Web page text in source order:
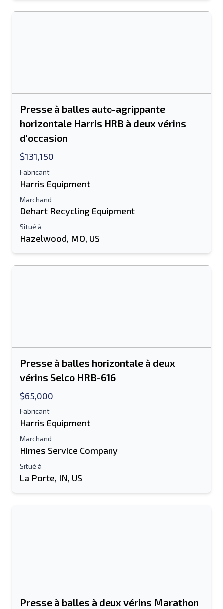
Presse à balles auto-agrippante
horizontale Harris HRB à deux vérins
d'occasion
$131,150
Fabricant
Harris Equipment
Marchand
Dehart Recycling Equipment
Situé à
Hazelwood, MO, US
Presse à balles horizontale à deux
vérins Selco HRB-616
$65,000
Fabricant
Harris Equipment
Marchand
Himes Service Company
Situé à
La Porte, IN, US
Presse à balles à deux vérins Marathon